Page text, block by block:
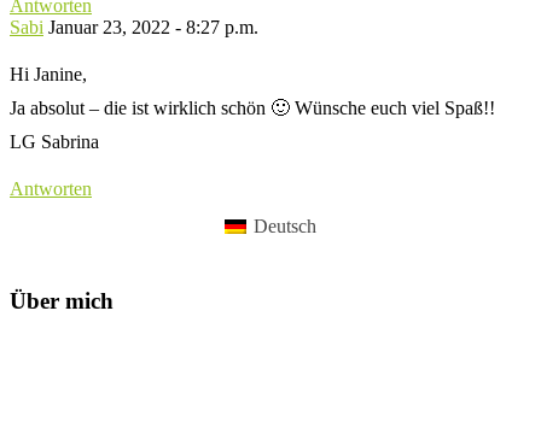
Antworten
Sabi Januar 23, 2022 - 8:27 p.m.
Hi Janine,
Ja absolut – die ist wirklich schön 🙂 Wünsche euch viel Spaß!!
LG Sabrina
Antworten
Deutsch
Über mich